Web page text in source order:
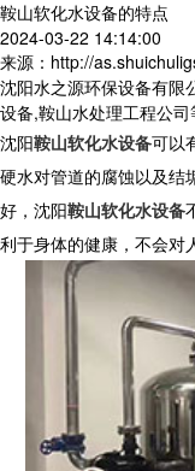
鞍山软化水设备的特点
2024-03-22 14:14:00
来源：http://
沈阳水之源环保设备有限
设备,鞍山水处理工程公
沈阳鞍山软化水设备可以
硬水对管道的腐蚀以及结
好，沈阳鞍山软化水设备
利于身体的健康，不会对